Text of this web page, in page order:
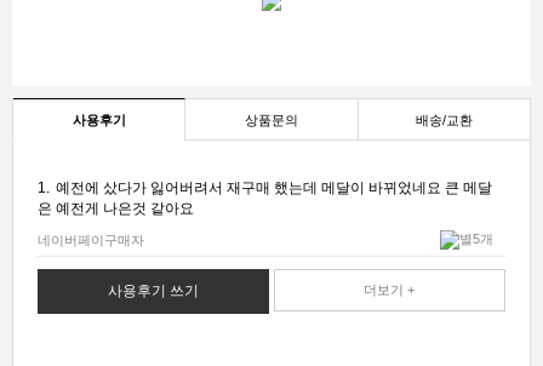
사용후기 상품문의 배송/교환
1. 예전에 샀다가 잃어버려서 재구매 했는데 메달이 바뀌었네요 큰 메달
은 예전게 나은것 같아요
네이버페이구매자
사용후기 쓰기 더보기 +